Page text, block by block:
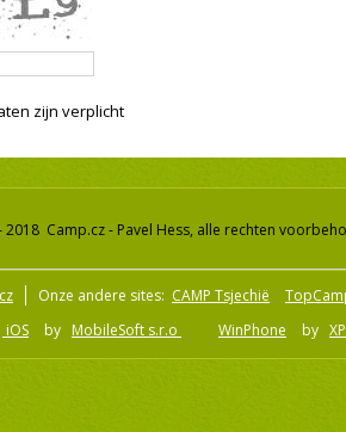
zijn verplicht
Camp.cz - Pavel Hess, alle rechten
Onze andere sites: CAMP Tsjechië
iOS by MobileSoft s.r.o WinPhone by